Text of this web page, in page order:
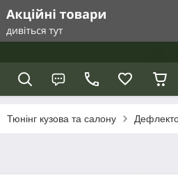
Тюнінг кузова та салону